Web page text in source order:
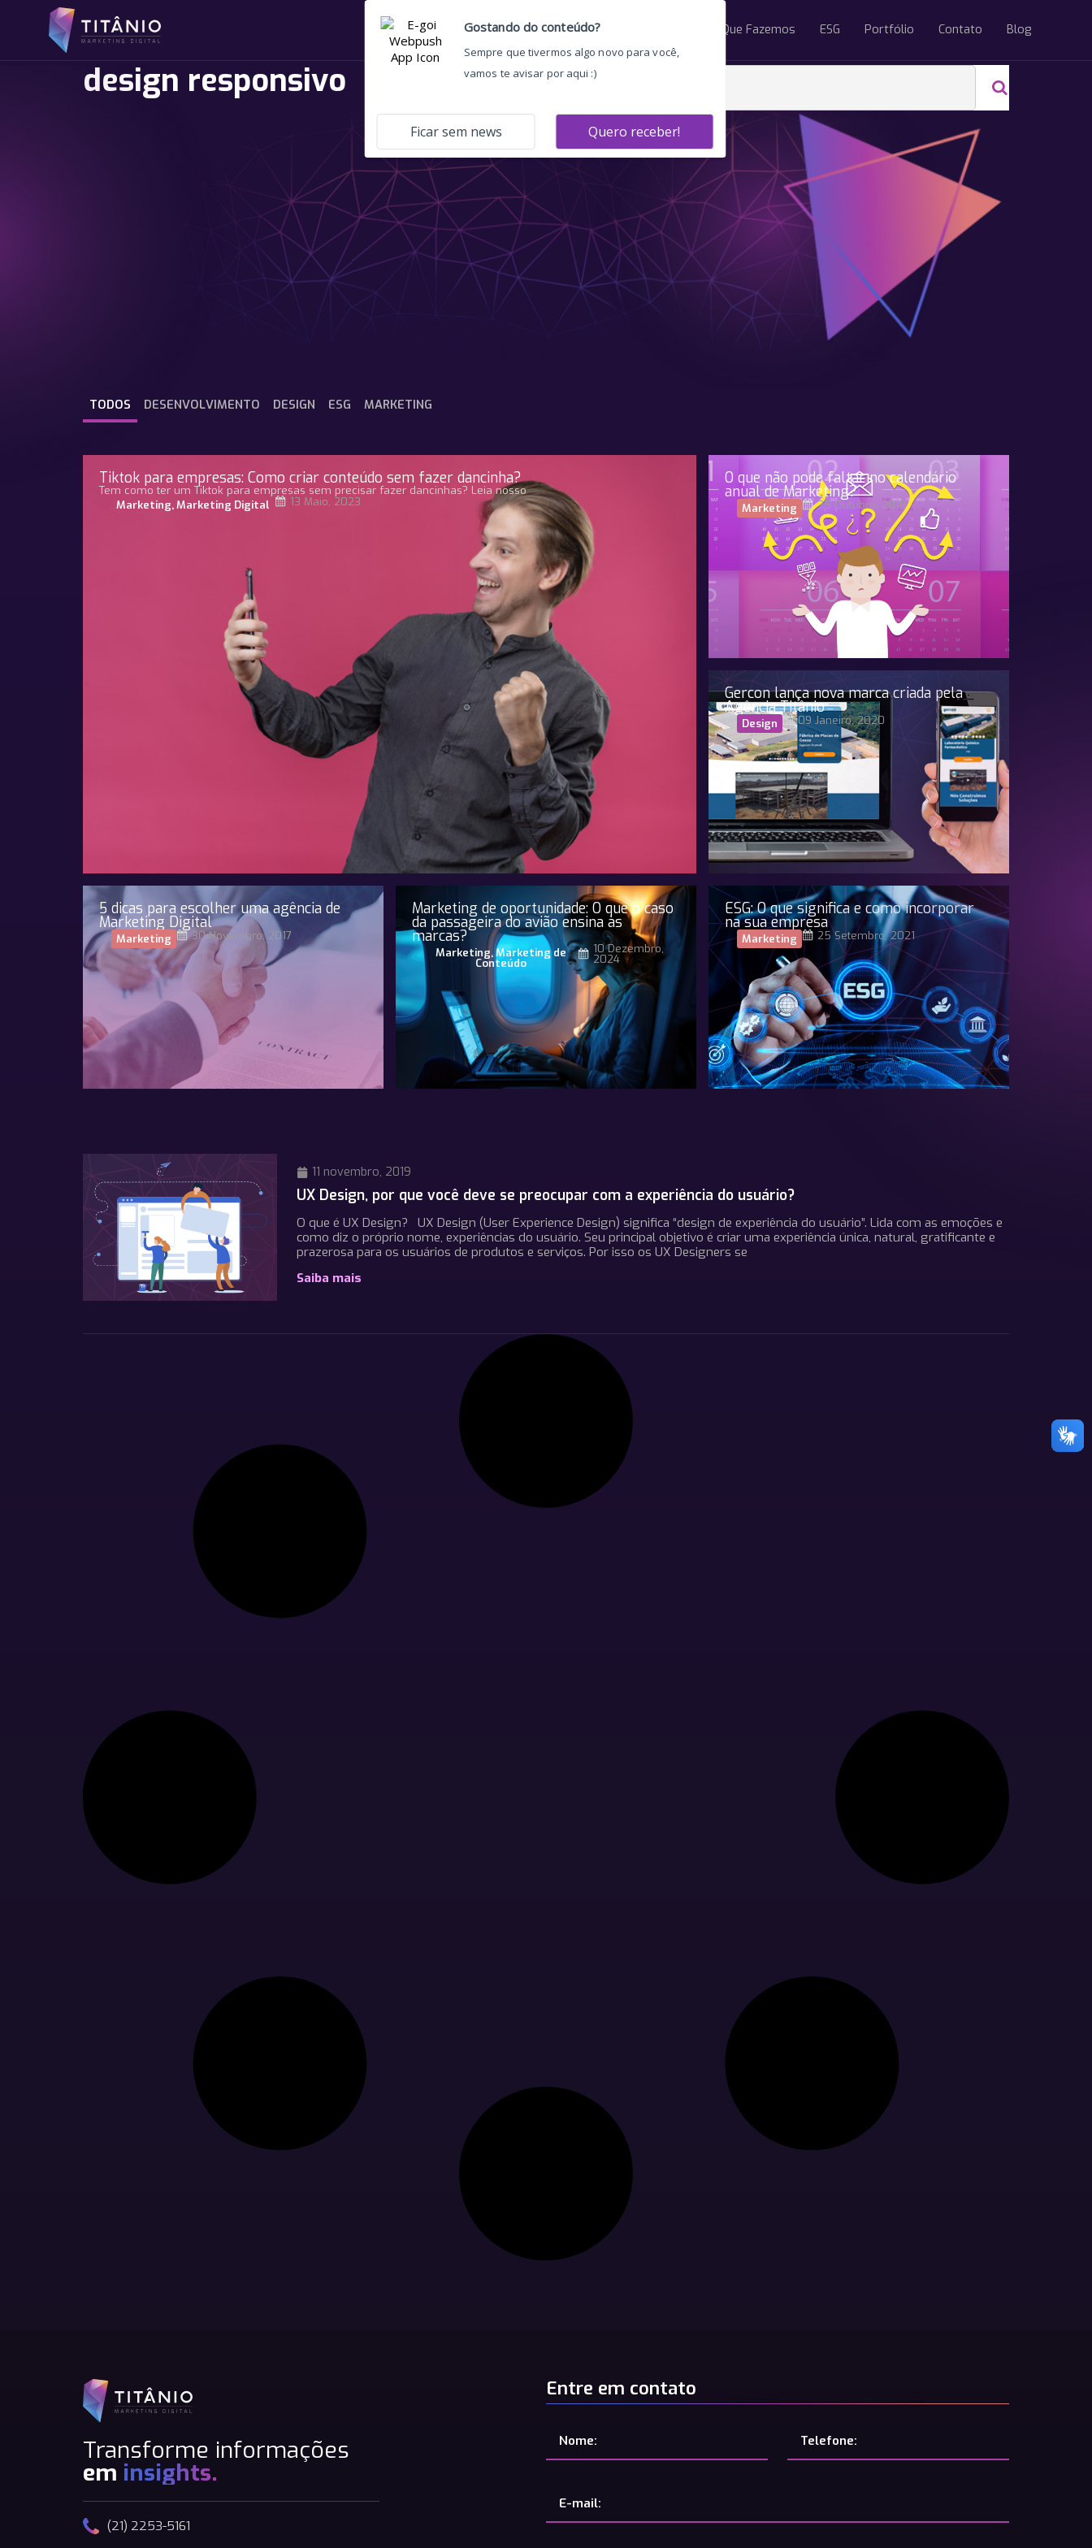
Home O Que Fazemos ESG Portfólio Contato Blog
design responsivo
DESENVOLVIMENTO DESIGN ESG MARKETING
TODOS
Tiktok para empresas: Como criar conteúdo sem fazer dancinha?
Tem como ter um Tiktok para empresas sem precisar fazer dancinhas? Leia nosso
Marketing,Marketing Digital 13 Maio, 2023
O que não pode faltar no calendário
anual de Marketing?
Marketing 25 Outubro, 2018
Gercon lança nova marca criada pela
Agência Titânio
Design 09 Janeiro, 2020
5 dicas para escolher uma agência de
Marketing Digital
Marketing 30 Novembro, 2017
Marketing de oportunidade: O que o caso
da passageira do avião ensina às
marcas?
Marketing,Marketing de
Conteúdo
10 Dezembro,
2024
ESG: O que significa e como incorporar
na sua empresa
Marketing 25 Setembro, 2021
11 novembro, 2019
UX Design, por que você deve se preocupar com a experiência do usuário?
O que é UX Design? UX Design (User Experience Design) significa “design de experiência do usuário”. Lida com as emoções e
como diz o próprio nome, experiências do usuário. Seu principal objetivo é criar uma experiência única, natural, gratificante e
prazerosa para os usuários de produtos e serviços. Por isso os UX Designers se
Saiba mais
Transforme informações
em insights.
(21) 2253-5161
Entre em contato